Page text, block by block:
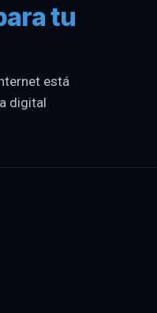
tu
está
digital